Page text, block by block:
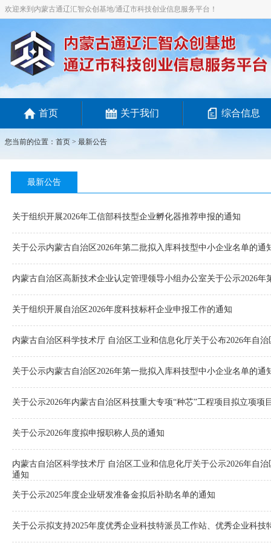
欢迎来到内蒙古通辽汇智众创基地/通辽市科技创业信息服务平台！
首页 关于我们 综合信息
您当前的位置： 首页 > 最新公告
最新公告
关于组织开展2026年工信部科技型企业孵化器推荐申报的通知
关于公示内蒙古自治区2026年第二批拟入库科技型中小企业名单的通
内蒙古自治区高新技术企业认定管理领导小组办公室关于公示2026
关于组织开展自治区2026年度科技标杆企业申报工作的通知
内蒙古自治区科学技术厅 自治区工业和信息化厅关于公布2026年自
关于公示内蒙古自治区2026年第一批拟入库科技型中小企业名单的通
关于公示2026年内蒙古自治区科技重大专项“种芯”工程项目拟立项项
关于公示2026年度拟申报职称人员的通知
内蒙古自治区科学技术厅 自治区工业和信息化厅关于公示2026年自
通知
关于公示2025年度企业研发准备金拟后补助名单的通知
关于公示拟支持2025年度优秀企业科技特派员工作站、优秀企业科技